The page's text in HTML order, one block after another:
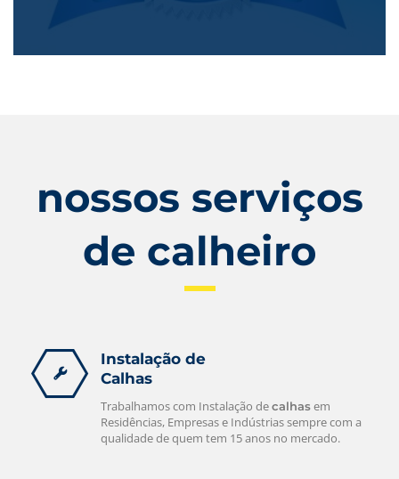
nossos serviços
de calheiro
Instalação de
Calhas
Trabalhamos com Instalação decalhasem
Residências, Empresas e Indústrias sempre com a
qualidade de quem tem 15 anos no mercado.